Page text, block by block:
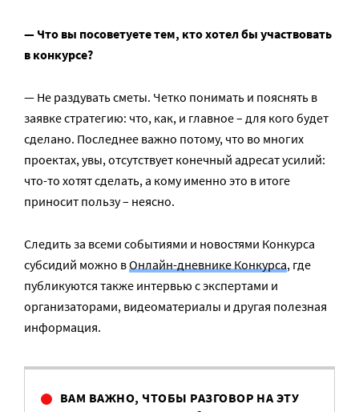
— Что вы посоветуете тем, кто хотел бы участвовать
в конкурсе?
— Не раздувать сметы. Четко понимать и пояснять в
заявке стратегию: что, как, и главное – для кого будет
сделано. Последнее важно потому, что во многих
проектах, увы, отсутствует конечный адресат усилий:
что-то хотят сделать, а кому именно это в итоге
приносит пользу – неясно.
Следить за всеми событиями и новостями Конкурса
субсидий можно вОнлайн-дневнике Конкурса, где
публикуются также интервью с экспертами и
организаторами, видеоматериалы и другая полезная
информация.
ВАМ ВАЖНО, ЧТОБЫ РАЗГОВОР НА ЭТУ